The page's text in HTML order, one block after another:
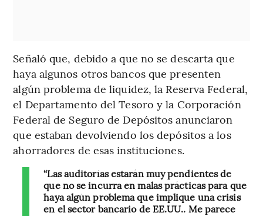
Señaló que, debido a que no se descarta que
haya algunos otros bancos que presenten
algún problema de liquidez, la Reserva Federal,
el Departamento del Tesoro y la Corporación
Federal de Seguro de Depósitos anunciaron
que estaban devolviendo los depósitos a los
ahorradores de esas instituciones.
“Las auditorías estarán muy pendientes de
que no se incurra en malas prácticas para que
haya algún problema que implique una crisis
en el sector bancario de EE.UU.. Me parece